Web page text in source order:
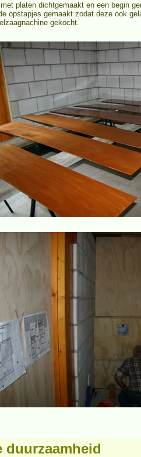
platen dichtgemaakt en een begin
gemaakt zodat deze ook
gekocht.
duurzaamheid